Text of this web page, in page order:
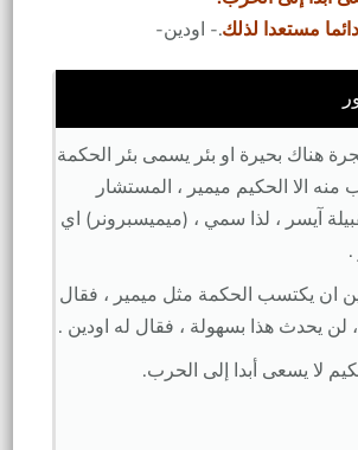
مستعدا لذلك.- اودين-
هناك بحيرة او بئر يسمى بئر الحكمة
الا الحكيم ميمير ، المستشار
آيسر ، لذا سمي ، (ميميسبرونر) اي
.
ان يكتسب الحكمة مثل ميمير ، فقال
لن يحدث هذا بسهولة ، فقال له اودين .
لا يسعى أبدا إلى الحرب.